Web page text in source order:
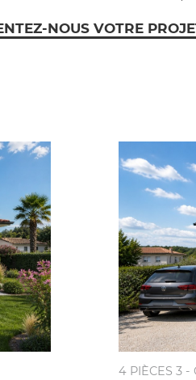
NOUS VOTRE
4 PIÈCES 3 -